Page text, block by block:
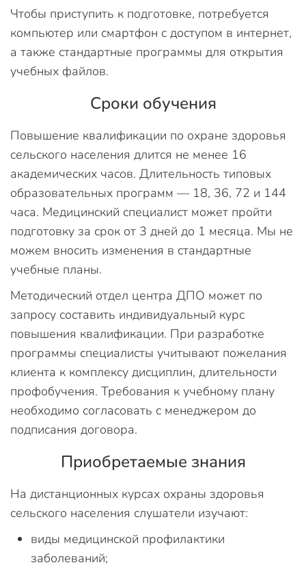
Чтобы приступить к подготовке, потребуется
компьютер или смартфон с доступом в интернет,
а также стандартные программы для открытия
учебных файлов.
Сроки обучения
Повышение квалификации по охране здоровья
сельского населения длится не менее 16
академических часов. Длительность типовых
образовательных программ — 18, 36, 72 и 144
часа. Медицинский специалист может пройти
подготовку за срок от 3 дней до 1 месяца. Мы не
можем вносить изменения в стандартные
учебные планы.
Методический отдел центра ДПО может по
запросу составить индивидуальный курс
повышения квалификации. При разработке
программы специалисты учитывают пожелания
клиента к комплексу дисциплин, длительности
профобучения. Требования к учебному плану
необходимо согласовать с менеджером до
подписания договора.
Приобретаемые знания
На дистанционных курсах охраны здоровья
сельского населения слушатели изучают:
виды медицинской профилактики
заболеваний;